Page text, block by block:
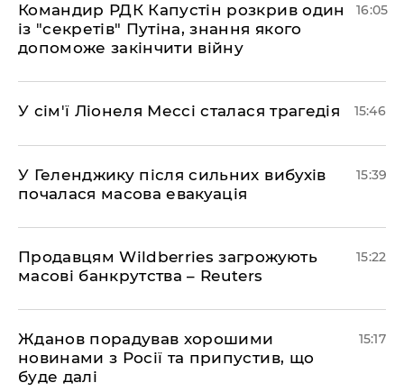
Командир РДК Капустін розкрив один
із "секретів" Путіна, знання якого
допоможе закінчити війну
16:05
У сім'ї Ліонеля Мессі сталася трагедія 15:46
У Геленджику після сильних вибухів
почалася масова евакуація
15:39
Продавцям Wildberries загрожують
масові банкрутства – Reuters
15:22
Жданов порадував хорошими
новинами з Росії та припустив, що
буде далі
15:17